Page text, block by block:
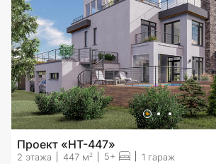
Проект «HT-447»
2 этажа 447 м 2 5+ 1 гараж